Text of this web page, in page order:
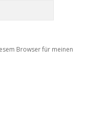
Browser für meinen